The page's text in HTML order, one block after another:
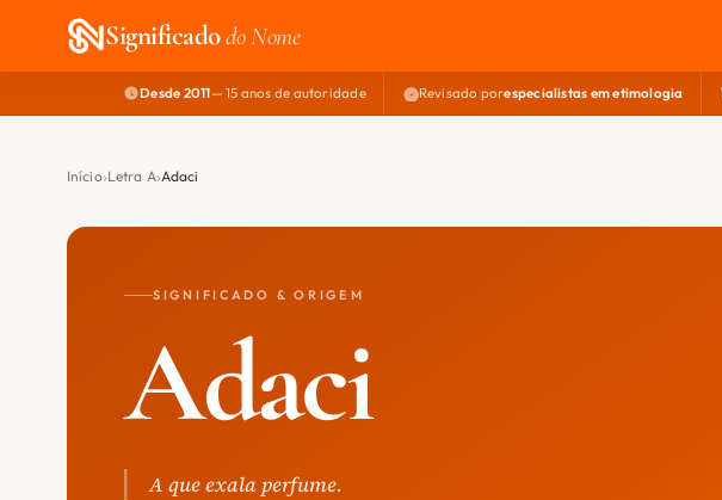
Significadodo Nome
Desde 2011— 15 anos de autoridade Revisado porespecialistas em etimologia
Início Letra A Adaci
SIGNIFICADO & ORIGEM
Adaci
A que exala perfume.